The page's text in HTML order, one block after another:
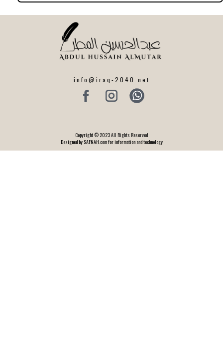
info@iraq-2040.net
Copyright © 2023 All Rights Reserved
Designed by SAFNAH.com for information and technology